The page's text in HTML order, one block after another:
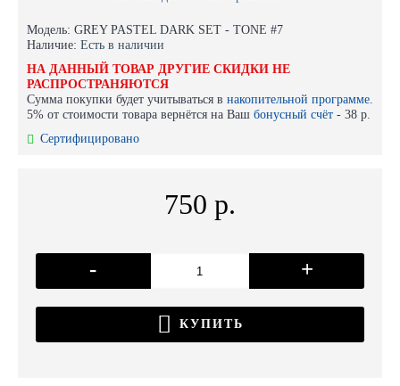
Модель: GREY PASTEL DARK SET - TONE #7
Наличие: Есть в наличии
НА ДАННЫЙ ТОВАР ДРУГИЕ СКИДКИ НЕ
РАСПРОСТРАНЯЮТСЯ
Сумма покупки будет учитываться в накопительной программе.
5% от стоимости товара вернётся на Ваш бонусный счёт - 38 р.
Сертифицировано
750 р.
- +
КУПИТЬ